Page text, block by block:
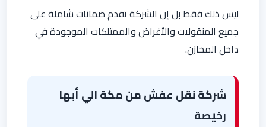
ليس ذلك فقط بل إن الشركة تقدم ضمانات شاملة على
جميع المنقولات والأغراض والممتلكات الموجودة في
داخل المخازن.
شركة نقل عفش من مكة الي أبها
رخيصة